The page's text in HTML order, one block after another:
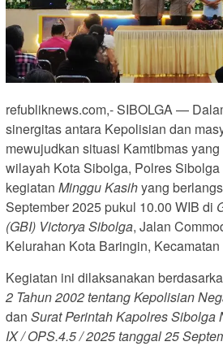
refubliknews.com,- SIBOLGA —
sinergitas antara Kepolisian dan
mewujudkan situasi Kamtibmas
wilayah Kota Sibolga, Polres
kegiatan Minggu Kasihyang
September 2025 pukul 10.00 WIB di
(GBI) Victorya Sibolga, Jalan
Kelurahan Kota Baringin,
Kegiatan ini dilaksanakan
2 Tahun 2002 tentang Kepolisian
dan Surat Perintah Kapolres Sibolga
IX / OPS.4.5 / 2025 tanggal 25